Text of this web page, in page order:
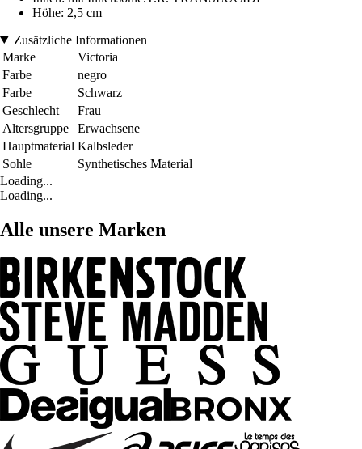
Höhe: 2,5 cm
Zusätzliche Informationen
Marke
Victoria
Farbe
negro
Farbe
Schwarz
Geschlecht
Frau
Altersgruppe
Erwachsene
Hauptmaterial Kalbsleder
Sohle
Synthetisches Material
Loading...
Loading...
Alle unsere Marken